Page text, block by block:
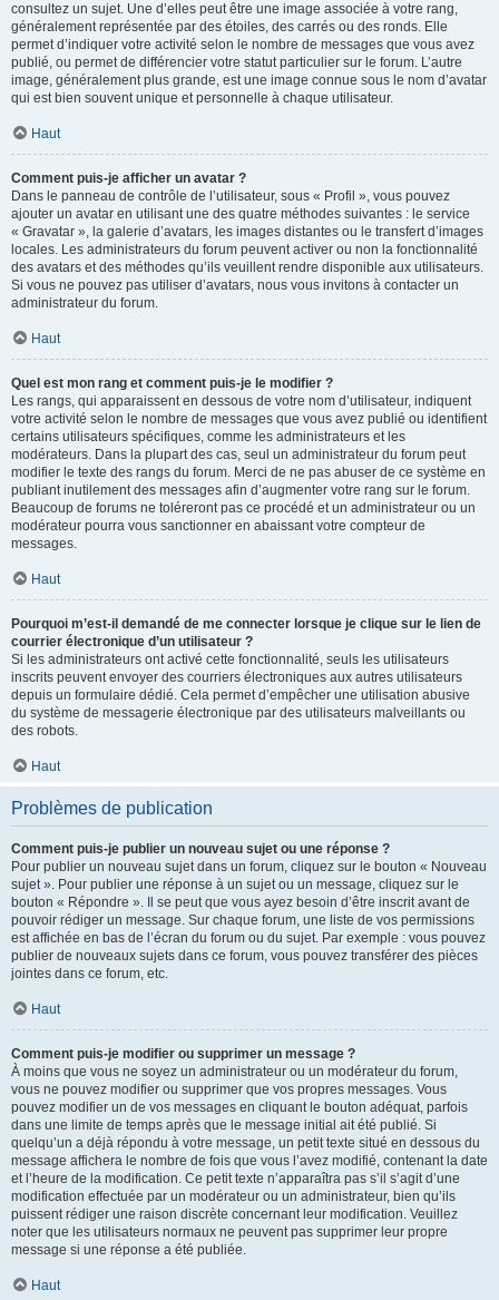
consultez un sujet. Une d’elles peut être une image associée à votre rang,
généralement représentée par des étoiles, des carrés ou des ronds. Elle
permet d’indiquer votre activité selon le nombre de messages que vous avez
publié, ou permet de différencier votre statut particulier sur le forum. L’autre
image, généralement plus grande, est une image connue sous le nom d’avatar
qui est bien souvent unique et personnelle à chaque utilisateur.
Haut
Comment puis-je afficher un avatar ?
Dans le panneau de contrôle de l’utilisateur, sous « Profil », vous pouvez
ajouter un avatar en utilisant une des quatre méthodes suivantes : le service
« Gravatar », la galerie d’avatars, les images distantes ou le transfert d’images
locales. Les administrateurs du forum peuvent activer ou non la fonctionnalité
des avatars et des méthodes qu’ils veuillent rendre disponible aux utilisateurs.
Si vous ne pouvez pas utiliser d’avatars, nous vous invitons à contacter un
administrateur du forum.
Haut
Quel est mon rang et comment puis-je le modifier ?
Les rangs, qui apparaissent en dessous de votre nom d’utilisateur, indiquent
votre activité selon le nombre de messages que vous avez publié ou identifient
certains utilisateurs spécifiques, comme les administrateurs et les
modérateurs. Dans la plupart des cas, seul un administrateur du forum peut
modifier le texte des rangs du forum. Merci de ne pas abuser de ce système en
publiant inutilement des messages afin d’augmenter votre rang sur le forum.
Beaucoup de forums ne toléreront pas ce procédé et un administrateur ou un
modérateur pourra vous sanctionner en abaissant votre compteur de
messages.
Haut
Pourquoi m’est-il demandé de me connecter lorsque je clique sur le lien de
courrier électronique d’un utilisateur ?
Si les administrateurs ont activé cette fonctionnalité, seuls les utilisateurs
inscrits peuvent envoyer des courriers électroniques aux autres utilisateurs
depuis un formulaire dédié. Cela permet d’empêcher une utilisation abusive
du système de messagerie électronique par des utilisateurs malveillants ou
des robots.
Haut
Problèmes de publication
Comment puis-je publier un nouveau sujet ou une réponse ?
Pour publier un nouveau sujet dans un forum, cliquez sur le bouton « Nouveau
sujet ». Pour publier une réponse à un sujet ou un message, cliquez sur le
bouton « Répondre ». Il se peut que vous ayez besoin d’être inscrit avant de
pouvoir rédiger un message. Sur chaque forum, une liste de vos permissions
est affichée en bas de l’écran du forum ou du sujet. Par exemple : vous pouvez
publier de nouveaux sujets dans ce forum, vous pouvez transférer des pièces
jointes dans ce forum, etc.
Haut
Comment puis-je modifier ou supprimer un message ?
À moins que vous ne soyez un administrateur ou un modérateur du forum,
vous ne pouvez modifier ou supprimer que vos propres messages. Vous
pouvez modifier un de vos messages en cliquant le bouton adéquat, parfois
dans une limite de temps après que le message initial ait été publié. Si
quelqu’un a déjà répondu à votre message, un petit texte situé en dessous du
message affichera le nombre de fois que vous l’avez modifié, contenant la date
et l’heure de la modification. Ce petit texte n’apparaîtra pas s’il s’agit d’une
modification effectuée par un modérateur ou un administrateur, bien qu’ils
puissent rédiger une raison discrète concernant leur modification. Veuillez
noter que les utilisateurs normaux ne peuvent pas supprimer leur propre
message si une réponse a été publiée.
Haut